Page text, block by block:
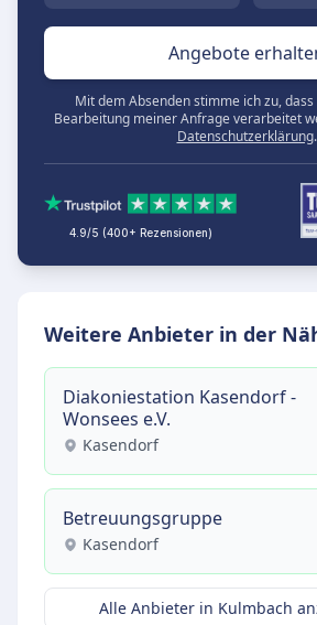
Angebote
Mit dem Absenden stimme ich zu,
Bearbeitung meiner Anfrage verarbeitet
Datenschutzerklärung.
4.9/5 (400+ Rezensionen)
Weitere Anbieter in der
Diakoniestation Kasendorf -
Wonsees e.V.
Kasendorf
Betreuungsgruppe
Kasendorf
Alle Anbieter in Kulmbach